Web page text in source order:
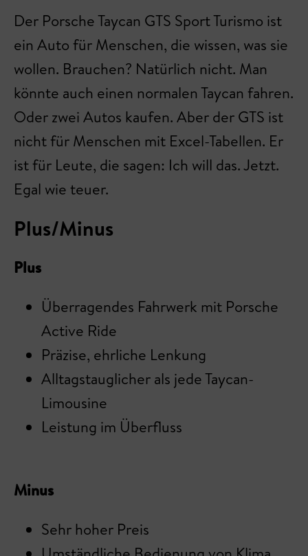
Der Porsche Taycan GTS Sport Turismo ist
ein Auto für Menschen, die wissen, was sie
wollen. Brauchen? Natürlich nicht. Man
könnte auch einen normalen Taycan fahren.
Oder zwei Autos kaufen. Aber der GTS ist
nicht für Menschen mit Excel-Tabellen. Er
ist für Leute, die sagen: Ich will das. Jetzt.
Egal wie teuer.
Plus/Minus
Plus
Überragendes Fahrwerk mit Porsche
Active Ride
Präzise, ehrliche Lenkung
Alltagstauglicher als jede Taycan-
Limousine
Leistung im Überfluss
Minus
Sehr hoher Preis